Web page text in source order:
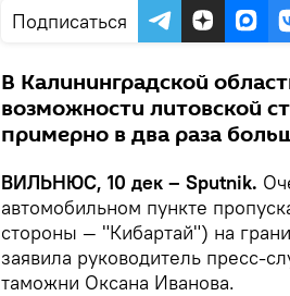
Подписаться
В Калининградской
возможности литовской
примерно в два раза
ВИЛЬНЮС, 10 дек – Sputnik.
автомобильном пункте
стороны — "Кибартай") на
заявила руководитель пресс-
таможни Оксана Иванова.